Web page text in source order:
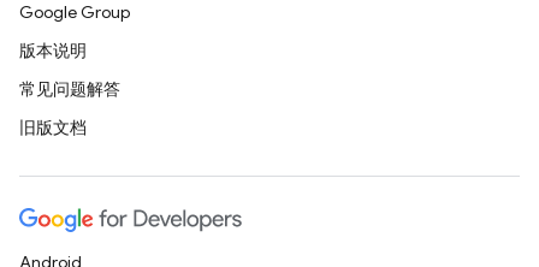
Google Group
版本说明
常见问题解答
旧版文档
Android